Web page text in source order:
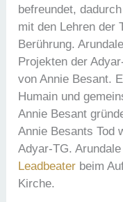
befreundet,
mit den Lehren der
Berührung.
Projekten der
von Annie Besant.
Humain und
Annie Besant
Annie Besants Tod
Adyar-TG.
Leadbeater beim
Kirche.